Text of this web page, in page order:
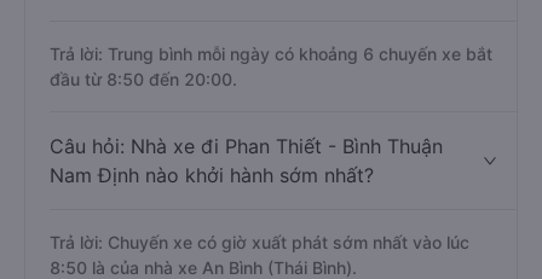
Trả lời: Trung bình mỗi ngày có khoảng 6 chuyến xe bắt
đầu từ 8:50 đến 20:00.
Câu hỏi: Nhà xe đi Phan Thiết - Bình Thuận
Nam Định nào khởi hành sớm nhất?
Trả lời: Chuyến xe có giờ xuất phát sớm nhất vào lúc
8:50 là của nhà xe An Bình (Thái Bình).